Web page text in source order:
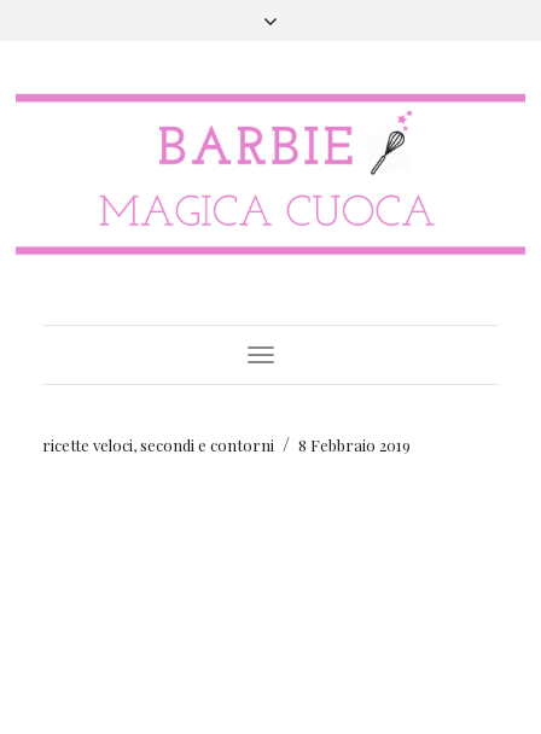
Toggle
Navigation
ricette veloci,secondi e contorni / 8 Febbraio 2019